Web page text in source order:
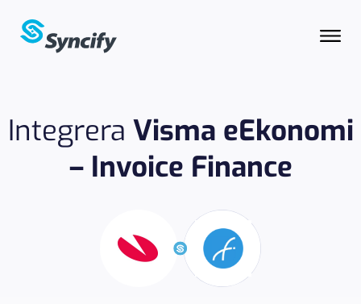
Integrera Visma eEkonomi
– Invoice Finance